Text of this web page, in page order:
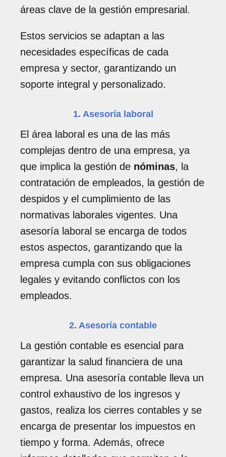
áreas clave de la gestión empresarial.
Estos servicios se adaptan a las
necesidades específicas de cada
empresa y sector, garantizando un
soporte integral y personalizado.
1. Asesoría laboral
El área laboral es una de las más
complejas dentro de una empresa, ya
que implica la gestión de nóminas, la
contratación de empleados, la gestión de
despidos y el cumplimiento de las
normativas laborales vigentes. Una
asesoría laboral se encarga de todos
estos aspectos, garantizando que la
empresa cumpla con sus obligaciones
legales y evitando conflictos con los
empleados.
2. Asesoría contable
La gestión contable es esencial para
garantizar la salud financiera de una
empresa. Una asesoría contable lleva un
control exhaustivo de los ingresos y
gastos, realiza los cierres contables y se
encarga de presentar los impuestos en
tiempo y forma. Además, ofrece